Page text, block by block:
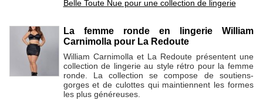
Belle Toute Nue pour une collection de lingerie
La femme ronde en lingerie William
Carnimolla pour La Redoute
William Carnimolla et La Redoute présentent une
collection de lingerie au style rétro pour la femme
ronde. La collection se compose de soutiens-
gorges et de culottes qui maintiennent les formes
les plus généreuses.